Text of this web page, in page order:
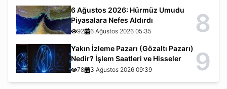
6 Ağustos 2026: Hürmüz Umudu
Piyasalara Nefes Aldırdı
92 6 Ağustos 2026 05:35 8
Yakın İzleme Pazarı (Gözaltı Pazarı)
Nedir? İşlem Saatleri ve Hisseler
78 3 Ağustos 2026 09:39 9